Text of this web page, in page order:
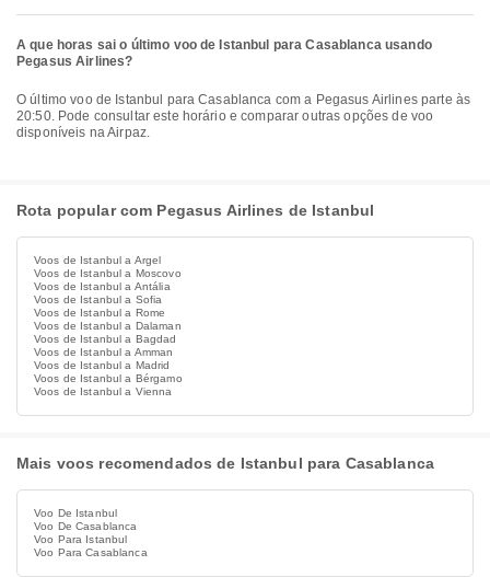
A que horas sai o último voo de Istanbul para Casablanca usando
Pegasus Airlines?
O último voo de Istanbul para Casablanca com a Pegasus Airlines parte às
20:50. Pode consultar este horário e comparar outras opções de voo
disponíveis na Airpaz.
Rota popular com Pegasus Airlines de Istanbul
Voos de Istanbul a Argel
Voos de Istanbul a Moscovo
Voos de Istanbul a Antália
Voos de Istanbul a Sofia
Voos de Istanbul a Rome
Voos de Istanbul a Dalaman
Voos de Istanbul a Bagdad
Voos de Istanbul a Amman
Voos de Istanbul a Madrid
Voos de Istanbul a Bérgamo
Voos de Istanbul a Vienna
Mais voos recomendados de Istanbul para Casablanca
Voo De Istanbul
Voo De Casablanca
Voo Para Istanbul
Voo Para Casablanca